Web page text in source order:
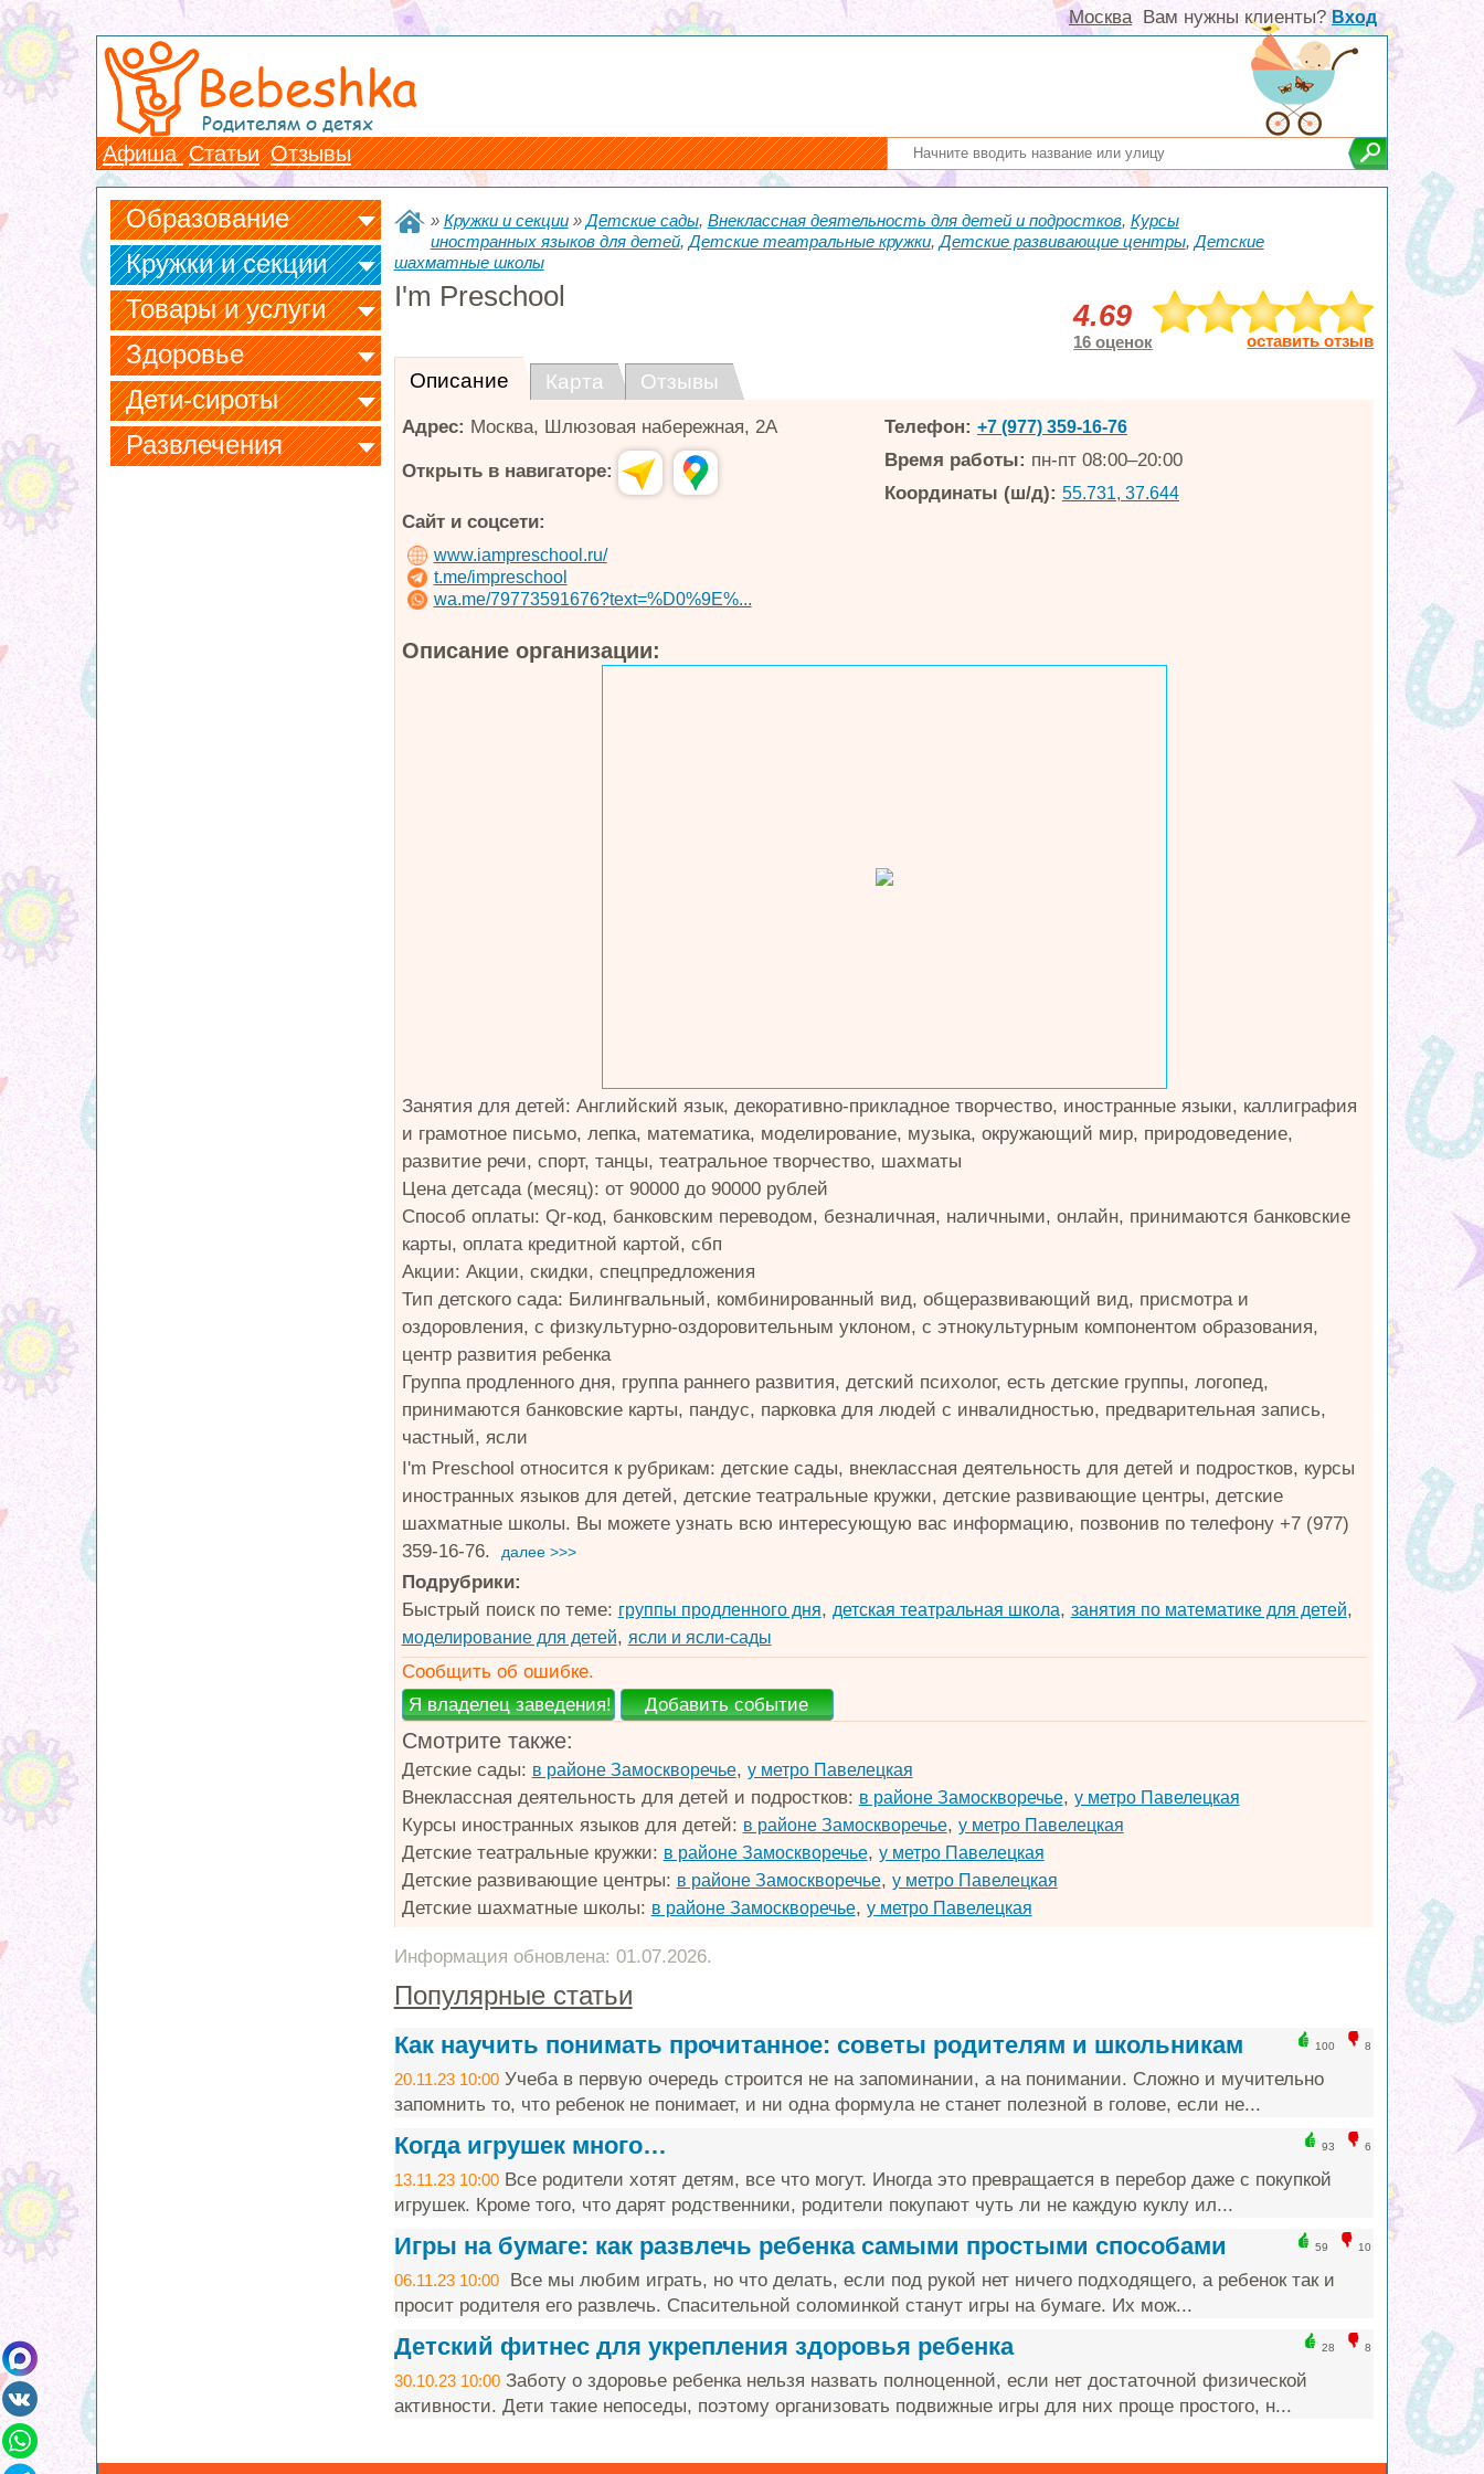
Вам нужны клиенты? Вход
Москва
Bebeshka
Родителям о детях
Афиша Статьи Отзывы
Образование
Кружки и секции
Товары и услуги
Здоровье
Дети-сироты
Развлечения
» Кружки и секции»Детские сады, Внеклассная деятельность для детей и подростков, Курсы
иностранных языков для детей,Детские театральные кружки,Детские развивающие центры,Детские
шахматные школы
I'm Preschool
4.69
16 оценок оставить отзыв
Описание Карта Отзывы
Адрес: Москва, Шлюзовая набережная, 2А
Открыть в навигаторе:
Сайт и соцсети:
www.iampreschool.ru/
t.me/impreschool
wa.me/79773591676?text=%D0%9E%...
Телефон: +7 (977) 359-16-76
Время работы: пн-пт 08:00–20:00
Координаты (ш/д): 55.731, 37.644
Описание организации:
Занятия для детей: Английский язык, декоративно-прикладное творчество, иностранные языки, каллиграфия
и грамотное письмо, лепка, математика, моделирование, музыка, окружающий мир, природоведение,
развитие речи, спорт, танцы, театральное творчество, шахматы
Цена детсада (месяц): от 90000 до 90000 рублей
Способ оплаты: Qr-код, банковским переводом, безналичная, наличными, онлайн, принимаются банковские
карты, оплата кредитной картой, сбп
Акции: Акции, скидки, спецпредложения
Тип детского сада: Билингвальный, комбинированный вид, общеразвивающий вид, присмотра и
оздоровления, с физкультурно-оздоровительным уклоном, с этнокультурным компонентом образования,
центр развития ребенка
Группа продленного дня, группа раннего развития, детский психолог, есть детские группы, логопед,
принимаются банковские карты, пандус, парковка для людей с инвалидностью, предварительная запись,
частный, ясли
I'm Preschool относится к рубрикам: детские сады, внеклассная деятельность для детей и подростков, курсы
иностранных языков для детей, детские театральные кружки, детские развивающие центры, детские
шахматные школы. Вы можете узнать всю интересующую вас информацию, позвонив по телефону +7 (977)
359-16-76.
далее >>>
Подрубрики:
Быстрый поиск по теме: группы продленного дня, детская театральная школа, занятия по математике для детей,
моделирование для детей, ясли и ясли-сады
Сообщить об ошибке.
Смотрите также:
Детские сады: в районе Замоскворечье, у метро Павелецкая
Внеклассная деятельность для детей и подростков: в районе Замоскворечье, у метро Павелецкая
Курсы иностранных языков для детей: в районе Замоскворечье, у метро Павелецкая
Детские театральные кружки: в районе Замоскворечье, у метро Павелецкая
Детские развивающие центры: в районе Замоскворечье, у метро Павелецкая
Детские шахматные школы: в районе Замоскворечье, у метро Павелецкая
Информация обновлена: 01.07.2026.
Популярные статьи
100 8
Как научить понимать прочитанное: советы родителям и школьникам
20.11.23 10:00Учеба в первую очередь строится не на запоминании, а на понимании. Сложно и мучительно
запомнить то, что ребенок не понимает, и ни одна формула не станет полезной в голове, если не...
93 6
Когда игрушек много…
13.11.23 10:00Все родители хотят детям, все что могут. Иногда это превращается в перебор даже с покупкой
игрушек. Кроме того, что дарят родственники, родители покупают чуть ли не каждую куклу ил...
59 10
Игры на бумаге: как развлечь ребенка самыми простыми способами
06.11.23 10:00Все мы любим играть, но что делать, если под рукой нет ничего подходящего, а ребенок так и
просит родителя его развлечь. Спасительной соломинкой станут игры на бумаге. Их мож...
28 8
Детский фитнес для укрепления здоровья ребенка
30.10.23 10:00Заботу о здоровье ребенка нельзя назвать полноценной, если нет достаточной физической
активности. Дети такие непоседы, поэтому организовать подвижные игры для них проще простого, н...